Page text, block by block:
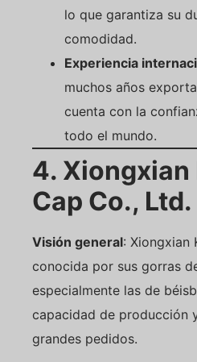
lo que garantiza su
comodidad.
Experiencia
muchos años
cuenta con la
todo el mundo.
4. Xiongxian
Cap Co., Ltd.
Visión general: Xiongxian
conocida por sus gorras
especialmente las de
capacidad de producción
grandes pedidos.